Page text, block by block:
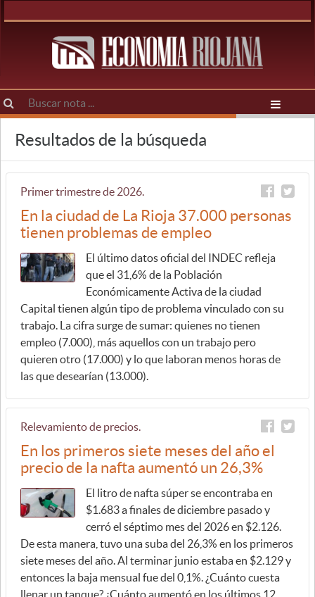
Resultados de la búsqueda
Primer trimestre de 2026.
En la ciudad de La Rioja 37.000 personas
tienen problemas de empleo
El último datos oficial del INDEC refleja
que el 31,6% de la Población
Económicamente Activa de la ciudad
Capital tienen algún tipo de problema vinculado con su
trabajo. La cifra surge de sumar: quienes no tienen
empleo (7.000), más aquellos con un trabajo pero
quieren otro (17.000) y lo que laboran menos horas de
las que desearían (13.000).
Relevamiento de precios.
En los primeros siete meses del año el
precio de la nafta aumentó un 26,3%
El litro de nafta súper se encontraba en
$1.683 a finales de diciembre pasado y
cerró el séptimo mes del 2026 en $2.126.
De esta manera, tuvo una suba del 26,3% en los primeros
siete meses del año. Al terminar junio estaba en $2.129 y
entonces la baja mensual fue del 0,1%. ¿Cuánto cuesta
llenar un tanque? ¿Cuánto aumentó en los últimos 12